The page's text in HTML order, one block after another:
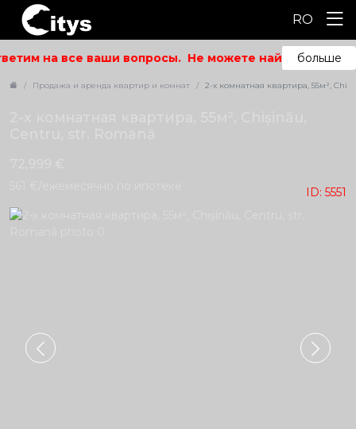
RO
на все ваши вопросы. Не можете найти то, что
больше
Продажа и аренда квартир и комнат 2-х комнатная квартира, 55м²,
ID: 5551